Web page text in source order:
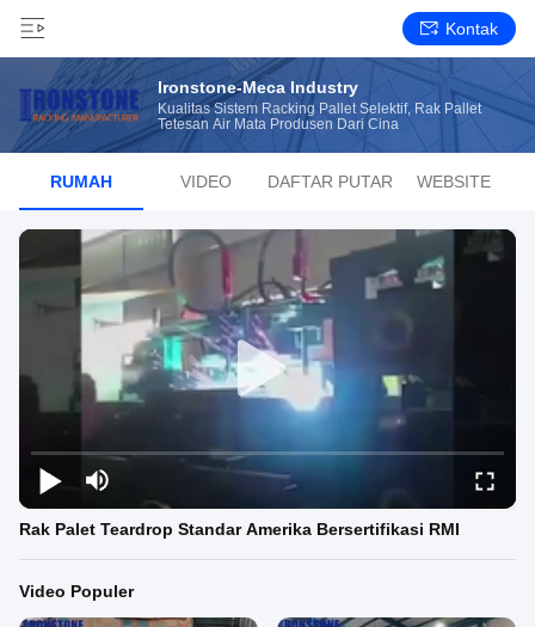
Kontak
Ironstone-Meca Industry
Kualitas Sistem Racking Pallet Selektif, Rak Pallet
Tetesan Air Mata Produsen Dari Cina
RUMAH VIDEO DAFTAR PUTAR WEBSITE
Rak Palet Teardrop Standar Amerika Bersertifikasi RMI
Video Populer